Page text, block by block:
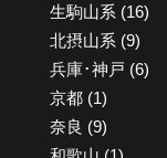
生駒山系 (16)
北摂山系 (9)
兵庫･神戸 (6)
京都 (1)
奈良 (9)